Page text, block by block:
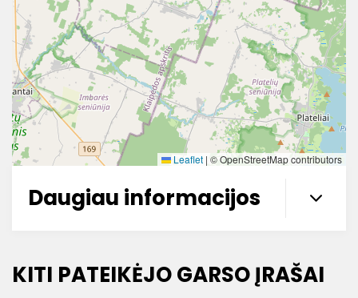
Leaflet | © OpenStreetMap contributors
Daugiau informacijos
KITI PATEIKĖJO GARSO ĮRAŠAI